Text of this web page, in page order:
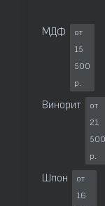
МДФ
от
15
500
р.
Винорит
от
21
500
р.
Шпон
от
16